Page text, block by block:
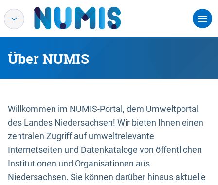
Über NUMIS
Willkommen im NUMIS-Portal, dem Umweltportal
des Landes Niedersachsen! Wir bieten Ihnen einen
zentralen Zugriff auf umweltrelevante
Internetseiten und Datenkataloge von öffentlichen
Institutionen und Organisationen aus
Niedersachsen. Sie können darüber hinaus aktuelle